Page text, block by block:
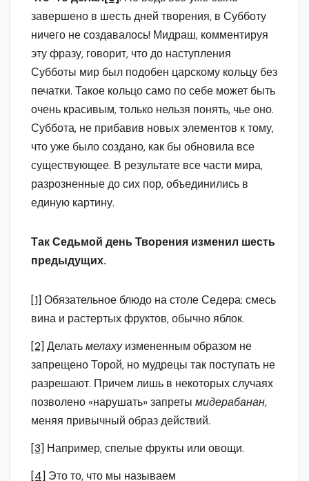
завершено в шесть дней творения, в Субботу
ничего не создавалось! Мидраш, комментируя
эту фразу, говорит, что до наступления
Субботы мир был подобен царскому кольцу без
печатки. Такое кольцо само по себе может быть
очень красивым, только нельзя понять, чье оно.
Суббота, не прибавив новых элементов к тому,
что уже было создано, как бы обновила все
существующее. В результате все части мира,
разрозненные до сих пор, объединились в
единую картину.
Так Седьмой день Творения изменил шесть
предыдущих.
[1] Обязательное блюдо на столе Седера: смесь
вина и растертых фруктов, обычно яблок.
[2] Делатьмелахуизмененным образом не
запрещено Торой, но мудрецы так поступать не
разрешают. Причем лишь в некоторых случаях
позволено «нарушать» запреты мидерабанан,
меняя привычный образ действий.
[3] Например, спелые фрукты или овощи.
[4] Это то, что мы называем